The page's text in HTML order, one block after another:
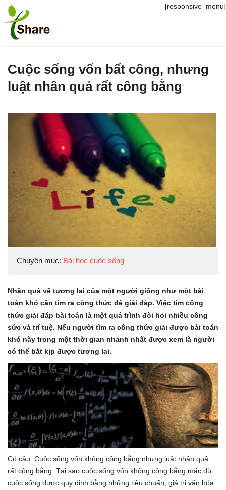
[responsive_menu]
Cuộc sống vốn bất công, nhưng
luật nhân quả rất công bằng
Chuyên mục: Bài học cuộc sống
Nhân quả về tương lai của một người giống như một bài
toán khó cần tìm ra công thức để giải đáp. Việc tìm công
thức giải đáp bài toán là một quá trình đòi hỏi nhiều công
sức và trí tuệ. Nếu người tìm ra công thức giải được bài toán
khó này trong một thời gian nhanh nhất được xem là người
có thể bắt kịp được tương lai.
Có câu: Cuộc sống vốn không công bằng nhưng luật nhân quả
rất công bằng. Tại sao cuộc sống vốn không công bằng mặc dù
cuộc sống được quy định bằng những tiêu chuẩn, giá trị văn hóa